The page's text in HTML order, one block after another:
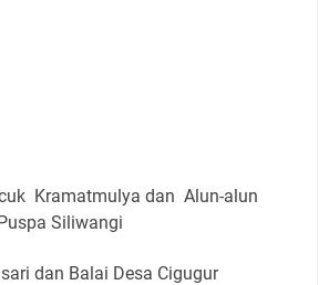
Kramatmulya dan Alun-alun
Siliwangi
dan Balai Desa Cigugur